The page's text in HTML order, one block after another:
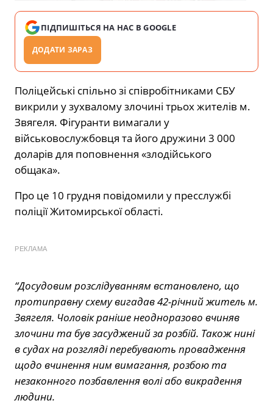
ПІДПИШІТЬСЯ НА НАС В GOOGLE
ДОДАТИ ЗАРАЗ
Поліцейські спільно зі співробітниками СБУ
викрили у зухвалому злочині трьох жителів м.
Звягеля. Фігуранти вимагали у
військовослужбовця та його дружини 3 000
доларів для поповнення «злодійського
общака».
Про це 10 грудня повідомили у пресслужбі
поліції Житомирської області.
РЕКЛАМА
“Досудовим розслідуванням встановлено, що
протиправну схему вигадав 42-річний житель м.
Звягеля. Чоловік раніше неодноразово вчиняв
злочини та був засуджений за розбій. Також нині
в судах на розгляді перебувають провадження
щодо вчинення ним вимагання, розбою та
незаконного позбавлення волі або викрадення
людини.